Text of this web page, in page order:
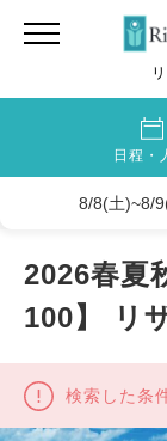
日程・
8/8(土)~8/
2026春夏
100】 リ
検索した条